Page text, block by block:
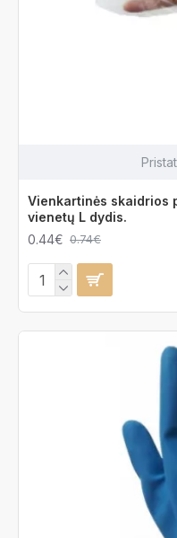
Vienkartinės skaidrios
vienetų L dydis.
0.44€ 0.74€